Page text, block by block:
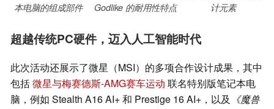
本电脑的组成部件
Godlike 的耐用性特点
计元素
超越传统PC硬件，迈入人工智能时代
此次活动还展示了微星（MSI）的多项合作设计成果，其中
包括微星与梅赛德斯-AMG赛车运动 联名特别版笔记本电
脑，例如 Stealth A16 AI+ 和 Prestige 16 AI+，以及 《魔兽